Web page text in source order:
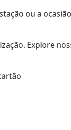
ou a
Explore